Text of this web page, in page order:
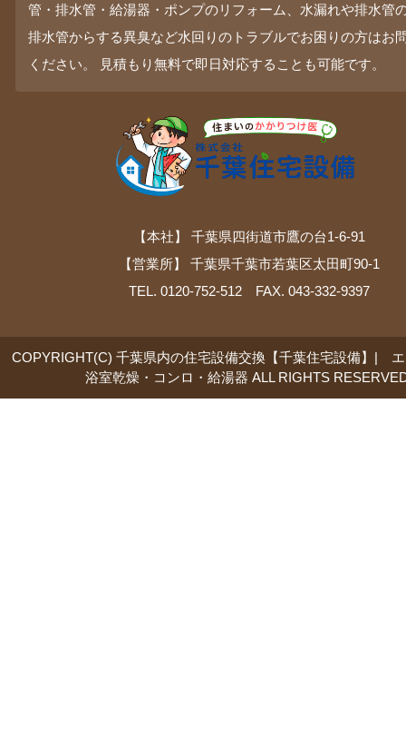
管・排水管・給湯器・ポンプのリフォーム、水漏れや排水管
排水管からする異臭など水回りのトラブルでお困りの方はお
ください。 見積もり無料で即日対応することも可能です。
【本社】 千葉県四街道市鷹の台1-6-91
【営業所】 千葉県千葉市若葉区太田町90-1
TEL. 0120-752-512 FAX. 043-332-9397
COPYRIGHT(C) 千葉県内の住宅設備交換【千葉住宅設備】|
浴室乾燥・コンロ・給湯器 ALL RIGHTS